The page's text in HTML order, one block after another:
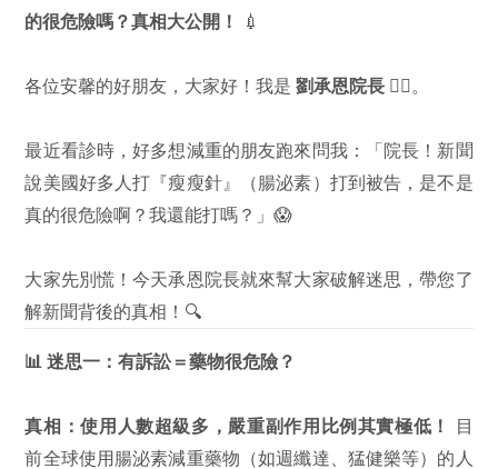
的很危險嗎？真相大公開！
💉
各位安馨的好朋友，大家好！我是劉承恩院長 👨‍⚕️。
最近看診時，好多想減重的朋友跑來問我：「院長！新聞
說美國好多人打『瘦瘦針』（腸泌素）打到被告，是不是
真的很危險啊？我還能打嗎？」😱
大家先別慌！今天承恩院長就來幫大家破解迷思，帶您了
解新聞背後的真相！🔍
📊迷思一：有訴訟＝藥物很危險？
真相：使用人數超級多，嚴重副作用比例其實極低！
目
前全球使用腸泌素減重藥物（如週纖達、猛健樂等）的人